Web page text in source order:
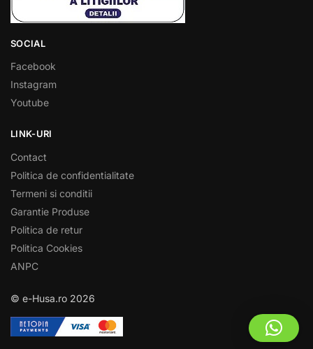
SOCIAL
Facebook
Instagram
Youtube
LINK-URI
Contact
Politica de confidentialitate
Termeni si conditii
Garantie Produse
Politica de retur
Politica Cookies
ANPC
© e-Husa.ro 2026